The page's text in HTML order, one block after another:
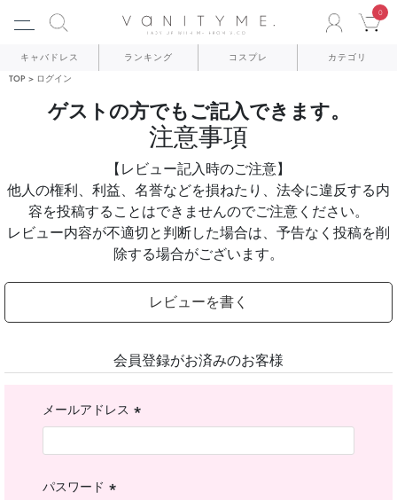
0
キャバドレス ランキング コスプレ カテゴリ
TOP ログイン
ゲストの方でもご記入できます。
注意事項
【レビュー記入時のご注意】
他人の権利、利益、名誉などを損ねたり、法令に違反する内
容を投稿することはできませんのでご注意ください。
レビュー内容が不適切と判断した場合は、予告なく投稿を削
除する場合がございます。
レビューを書く
会員登録がお済みのお客様
メールアドレス
(必
須)
パスワード